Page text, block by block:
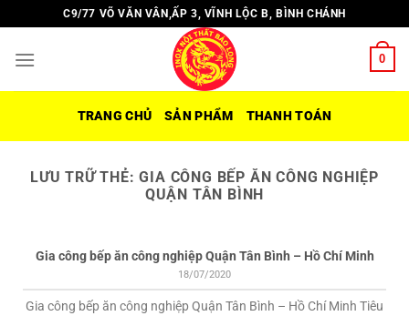
đến
nội
C9/77 VÕ VĂN VÂN,ẤP 3, VĨNH LỘC B, BÌNH CHÁNH
0
TRANG CHỦ SẢN PHẨM THANH TOÁN
LƯU TRỮ THẺ:GIA CÔNG BẾP ĂN CÔNG NGHIỆP
QUẬN TÂN BÌNH
Gia công bếp ăn công nghiệp Quận Tân Bình – Hồ Chí Minh
18/07/2020
Gia công bếp ăn công nghiệp Quận Tân Bình – Hồ Chí Minh Tiêu